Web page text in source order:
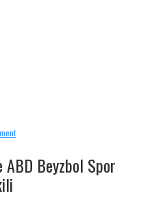
on
OlimpiyatBeyzbol Spor